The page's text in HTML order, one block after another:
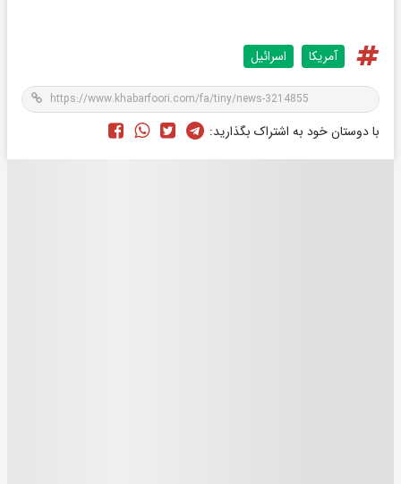
آمریکا اسرائیل
با دوستان خود به اشتراک بگذارید: